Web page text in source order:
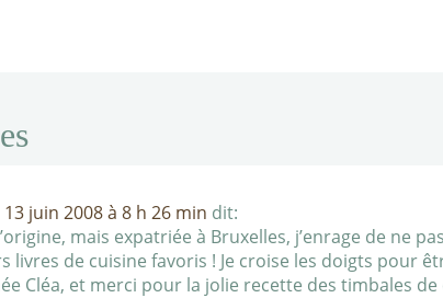
13 juin 2008 à 8 h 26 min dit:
mais expatriée à Bruxelles, j’enrage de ne
livres de cuisine favoris ! Je croise les doigts pour
Cléa, et merci pour la jolie recette des timbales